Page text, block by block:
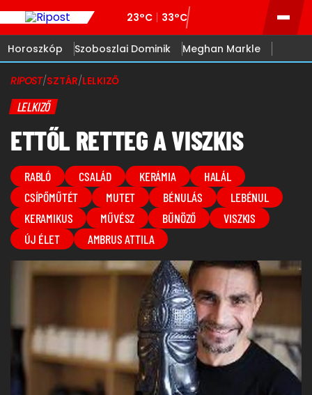
23°C 33°C
Horoszkóp Szoboszlai Dominik Meghan Markle
RIPOST/SZTÁR/LELKIZŐ
LELKIZŐ
ETTŐL RETTEG A VISZKIS
RABLÓ CSALÁD KERÁMIA
HALÁL
CSÍPŐMŰTÉT
MUTET BÉNULÁS
LEBÉNUL
KERAMIKUS
MŰVÉSZ BŰNÖZŐ
VISZKIS
ÚJ ÉLET
AMBRUS ATTILA